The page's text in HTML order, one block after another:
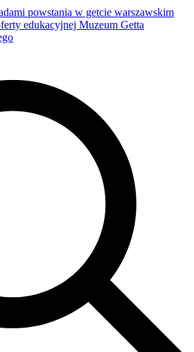
powstania w getcie warszawskim
edukacyjnej Muzeum Getta